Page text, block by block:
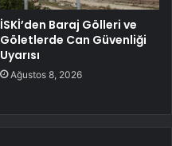
İSKİ’den Baraj Gölleri ve
Göletlerde Can Güvenliği
Uyarısı
Ağustos 8, 2026